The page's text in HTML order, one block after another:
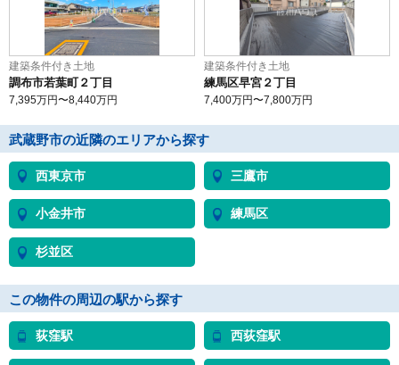
建築条件付き土地
調布市若葉町２丁目
7,395万円〜8,440万円
建築条件付き土地
練馬区早宮２丁目
7,400万円〜7,800万円
武蔵野市の近隣のエリアから探す
西東京市 三鷹市
小金井市 練馬区
杉並区
この物件の周辺の駅から探す
荻窪駅 西荻窪駅